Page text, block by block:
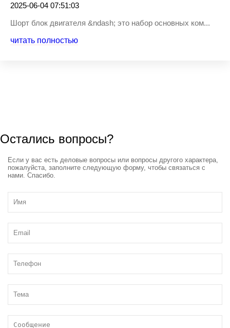
2025-06-04 07:51:03
Шорт блок двигателя &ndash; это набор основных ком...
читать полностью
Остались вопросы?
Если у вас есть деловые вопросы или вопросы другого характера,
пожалуйста, заполните следующую форму, чтобы связаться с
нами. Спасибо.